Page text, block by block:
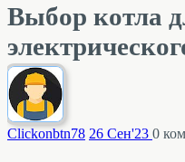
Выбор котла
Clickonbtn78 26 Сен'23 0